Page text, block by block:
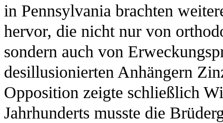
in Pennsylvania brachten
hervor, die nicht nur von
sondern auch von
desillusionierten Anhängern
Opposition zeigte schließlich
Jahrhunderts musste die